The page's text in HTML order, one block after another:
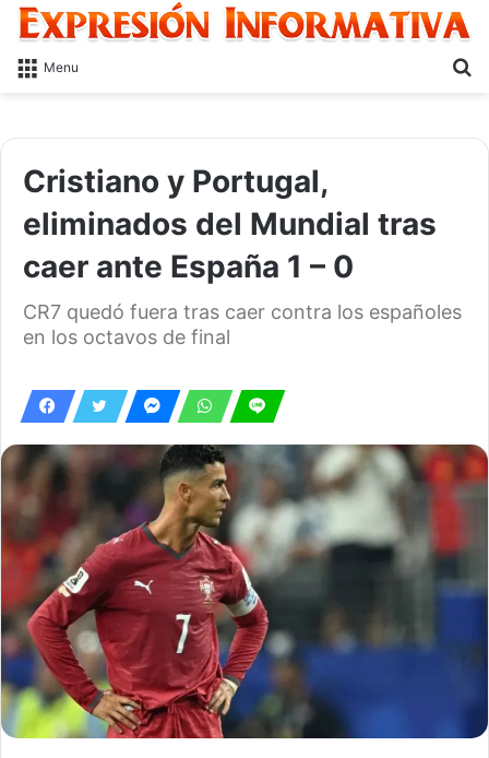
Menu
Cristiano y Portugal,
eliminados del Mundial tras
caer ante España 1 – 0
CR7 quedó fuera tras caer contra los españoles
en los octavos de final